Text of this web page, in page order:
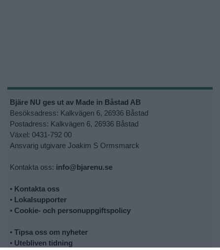
Bjäre NU ges ut av Made in Båstad AB
Besöksadress: Kalkvägen 6, 26936 Båstad
Postadress: Kalkvägen 6, 26936 Båstad
Växel: 0431-792 00
Ansvarig utgivare Joakim S Ormsmarck
Kontakta oss: info@bjarenu.se
• Kontakta oss
• Lokalsupporter
• Cookie- och personuppgiftspolicy
• Tipsa oss om nyheter
• Utebliven tidning